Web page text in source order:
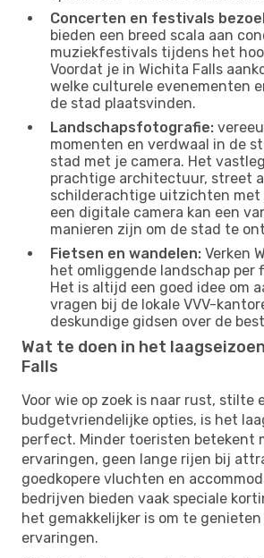
Concerten en festivals
bieden een breed scala aan
muziekfestivals tijdens het
Voordat je in Wichita Falls
welke culturele evenementen
de stad plaatsvinden.
Landschapsfotografie:
momenten en verdwaal in de
stad met je camera. Het
prachtige architectuur, street
schilderachtige uitzichten
een digitale camera kan een
manieren zijn om de stad te
Fietsen en wandelen: Verken
het omliggende landschap per
Het is altijd een goed idee om
vragen bij de lokale VVV-
deskundige gidsen over de
Wat te doen in het
Falls
Voor wie op zoek is naar rust, stilte
budgetvriendelijke opties, is het
perfect. Minder toeristen betekent
ervaringen, geen lange rijen bij
goedkopere vluchten en
bedrijven bieden vaak speciale
het gemakkelijker is om te
ervaringen.